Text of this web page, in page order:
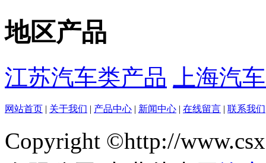
地区产品
江苏汽车类产品 上海汽
网站首页 | 关于我们 | 产品中心 | 新闻中心 | 在线留言 | 联系我们
Copyright ©http://